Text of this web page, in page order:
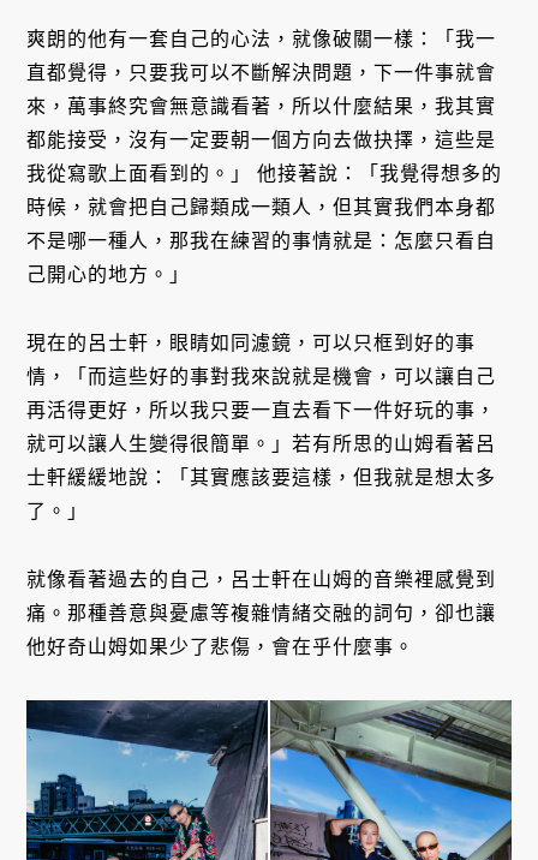
爽朗的他有一套自己的心法，就像破關一樣：「我一
直都覺得，只要我可以不斷解決問題，下一件事就會
來，萬事終究會無意識看著，所以什麼結果，我其實
都能接受，沒有一定要朝一個方向去做抉擇，這些是
我從寫歌上面看到的。」 他接著說：「我覺得想多的
時候，就會把自己歸類成一類人，但其實我們本身都
不是哪一種人，那我在練習的事情就是：怎麼只看自
己開心的地方。」
現在的呂士軒，眼睛如同濾鏡，可以只框到好的事
情，「而這些好的事對我來說就是機會，可以讓自己
再活得更好，所以我只要一直去看下一件好玩的事，
就可以讓人生變得很簡單。」若有所思的山姆看著呂
士軒緩緩地說：「其實應該要這樣，但我就是想太多
了。」
就像看著過去的自己，呂士軒在山姆的音樂裡感覺到
痛。那種善意與憂慮等複雜情緒交融的詞句，卻也讓
他好奇山姆如果少了悲傷，會在乎什麼事。